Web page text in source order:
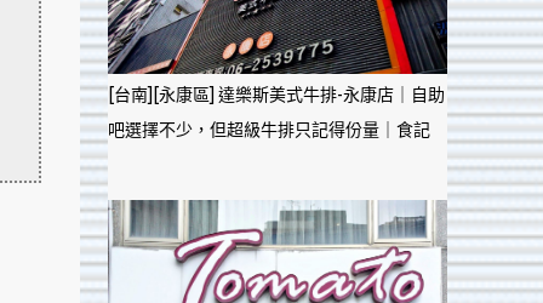
[台南][永康區] 達樂斯美式牛排-永康店｜自助
吧選擇不少，但超級牛排只記得份量｜食記